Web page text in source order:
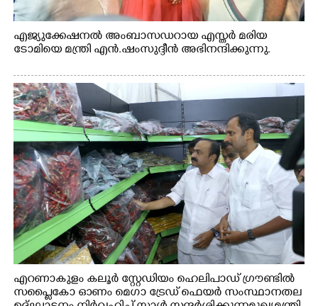
എജ്യുക്കേഷനൽ അംബാസഡറായ എസ്തർ മരിയ
ടോമിയെ മന്ത്രി എൻ.ഷംസുദ്ദീൻ അഭിനന്ദിക്കുന്നു.
എറണാകുളം കലൂർ സ്റ്റേഡിയം ഹെലിപാഡ് ഗ്രൗണ്ടിൽ
സപ്ളൈകോ ഓണം മെഗാ ട്രേഡ് ഫെയർ സംസ്ഥാനതല